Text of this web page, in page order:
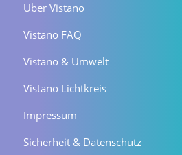
Über Vistano
Vistano FAQ
Vistano & Umwelt
Vistano Lichtkreis
Impressum
Sicherheit & Datenschutz